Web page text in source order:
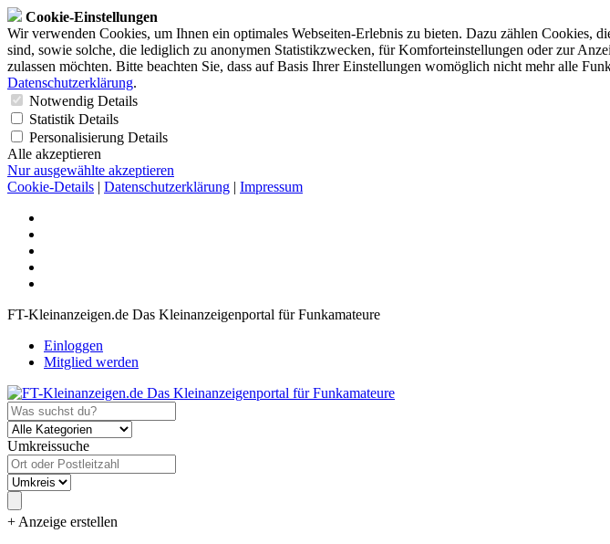
Cookie-Einstellungen
Wir verwenden Cookies, um Ihnen ein optimales Webseiten-Erlebnis zu bieten. Dazu zählen Cookies,
sind, sowie solche, die lediglich zu anonymen Statistikzwecken, für Komforteinstellungen oder zur
zulassen möchten. Bitte beachten Sie, dass auf Basis Ihrer Einstellungen womöglich nicht mehr alle
Datenschutzerklärung.
Notwendig Details
Statistik Details
Personalisierung Details
Alle akzeptieren
Nur ausgewählte akzeptieren
Cookie-Details | Datenschutzerklärung | Impressum
FT-Kleinanzeigen.de Das Kleinanzeigenportal für Funkamateure
Einloggen
Mitglied werden
Umkreissuche
+ Anzeige erstellen